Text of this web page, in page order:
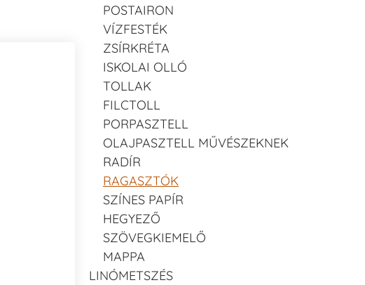
POSTAIRON
VÍZFESTÉK
ZSÍRKRÉTA
ISKOLAI OLLÓ
TOLLAK
FILCTOLL
PORPASZTELL
OLAJPASZTELL MŰVÉSZEKNEK
RADÍR
RAGASZTÓK
SZÍNES PAPÍR
HEGYEZŐ
SZÖVEGKIEMELŐ
MAPPA
LINÓMETSZÉS